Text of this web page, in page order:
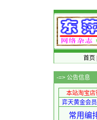
首页
-=> 公告信息
本站淘宝店
弈天黄金会
常用编